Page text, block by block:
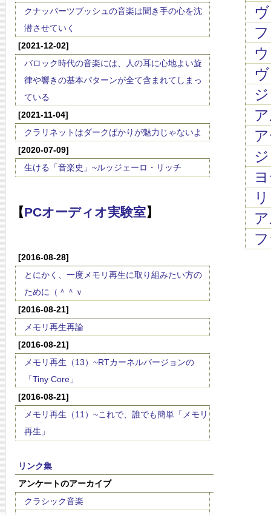
クナッパーツブッシュの音楽は聞き手の心を沈
潜させていく
[2021-12-02]
バロック時代の音楽には、人の耳に心地よい旋
律や響きの基本パターンが全て含まれてしまっ
ている
[2021-11-04]
クラリネットはダークばかりが魅力じゃないよ
[2020-07-09]
生ける「音楽史」~ルッジェーロ・リッチ
【PCオーディオ実験室】
[2016-08-28]
とにかく、一度メモリ再生に取り組みたい方の
ために（＾＾ｖ
[2016-08-21]
メモリ再生再論
[2016-08-21]
メモリ再生（13）~RTカーネルバージョンの
「Tiny Core」
[2016-08-21]
メモリ再生（11）~これで、誰でも簡単「メモリ
再生」
リンク集
アンケートのアーカイブ
クラシック音楽